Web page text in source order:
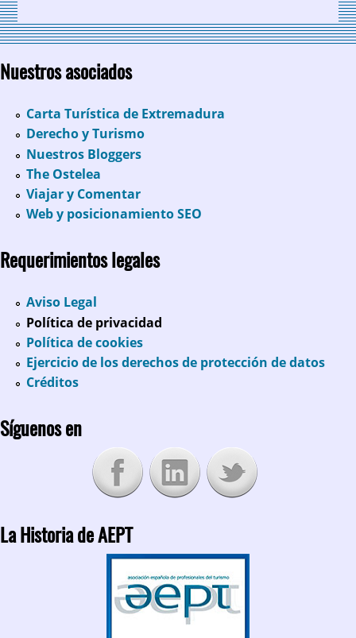
Nuestros asociados
Carta Turística de Extremadura
Derecho y Turismo
Nuestros Bloggers
The Ostelea
Viajar y Comentar
Web y posicionamiento SEO
Requerimientos legales
Aviso Legal
Política de privacidad
Política de cookies
Ejercicio de los derechos de protección de datos
Créditos
Síguenos en
La Historia de AEPT